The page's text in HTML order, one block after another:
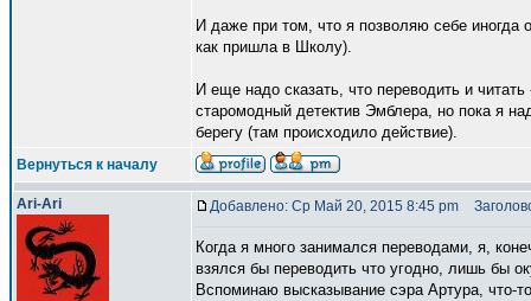
И даже при том, что я позволяю себе иногда
как пришла в Школу).
И еще надо сказать, что переводить и
старомодный детектив Эмблера, но пока я
берегу (там происходило действие).
Вернуться к началу
Ari-Ari Добавлено: Ср Май 20, 2015 8:45 pm
Когда я много занимался переводами, я,
взялся бы переводить что угодно, лишь бы
Вспоминаю высказывание сэра Артура, что-